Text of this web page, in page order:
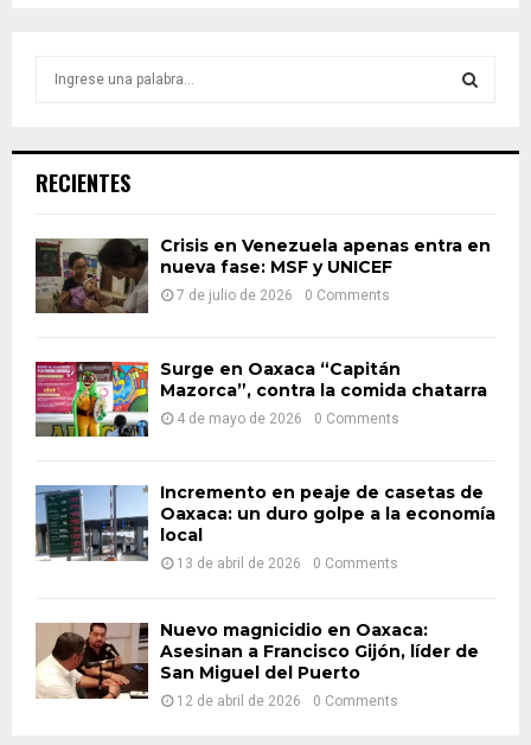
h
o
:
RECIENTES
Crisis en Venezuela apenas entra en
nueva fase: MSF y UNICEF
7 de julio de 2026 0 Comments
Surge en Oaxaca “Capitán
Mazorca”, contra la comida chatarra
4 de mayo de 2026 0 Comments
Incremento en peaje de casetas de
Oaxaca: un duro golpe a la economía
local
13 de abril de 2026 0 Comments
Nuevo magnicidio en Oaxaca:
Asesinan a Francisco Gijón, líder de
San Miguel del Puerto
12 de abril de 2026 0 Comments